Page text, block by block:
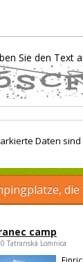
Sie den Text
Daten
camp
Tatranská Lomnica